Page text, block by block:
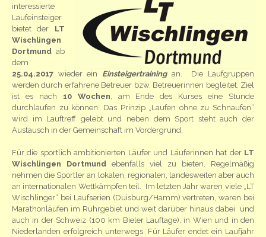
interessierte
Laufeinsteiger
bietet der LT
Wischlingen
Dortmund ab
dem
25.04.2017 wieder ein Einsteigertrainingan. Die Laufgruppen
werden durch erfahrene Betreuer bzw. Betreuerinnen begleitet. Ziel
ist es nach 10 Wochen , am Ende des Kurses eine Stunde
durchlaufen zu können. Das Prinzip „Laufen ohne zu Schnaufen“
wird im Lauftreff gelebt und neben dem Sport steht auch der
Austausch in der Gemeinschaft im Vordergrund.
Für die sportlich ambitionierten Läufer und Läuferinnen hat der LT
Wischlingen Dortmund ebenfalls viel zu bieten. Regelmäßig
nehmen die Sportler an lokalen, regionalen, landesweiten aber auch
an internationalen Wettkämpfen teil. Im letzten Jahr waren viele „LT
Wischlinger“ bei Laufserien (Duisburg/Hamm) vertreten, waren bei
Marathonläufen im Ruhrgebiet und weit darüber hinaus dabei und
auch in der Schweiz (100 km Bieler Lauftage), in Wien und in den
Niederlanden erfolgreich unterwegs. Für Läufer endet ein Laufjahr